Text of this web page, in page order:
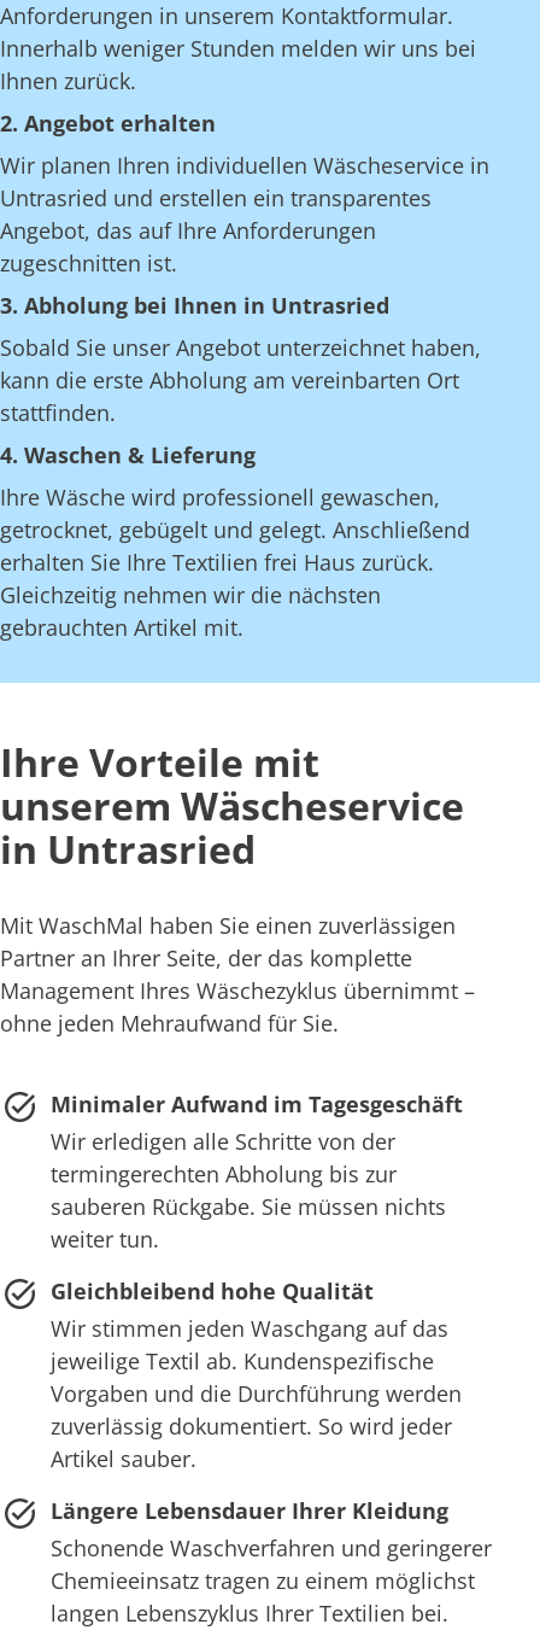
Anforderungen in unserem Kontaktformular.
Innerhalb weniger Stunden melden wir uns bei
Ihnen zurück.
2. Angebot erhalten
Wir planen Ihren individuellen Wäscheservice in
Untrasried und erstellen ein transparentes
Angebot, das auf Ihre Anforderungen
zugeschnitten ist.
3. Abholung bei Ihnen in Untrasried
Sobald Sie unser Angebot unterzeichnet haben,
kann die erste Abholung am vereinbarten Ort
stattfinden.
4. Waschen & Lieferung
Ihre Wäsche wird professionell gewaschen,
getrocknet, gebügelt und gelegt. Anschließend
erhalten Sie Ihre Textilien frei Haus zurück.
Gleichzeitig nehmen wir die nächsten
gebrauchten Artikel mit.
Ihre Vorteile mit
unserem Wäscheservice
in Untrasried
Mit WaschMal haben Sie einen zuverlässigen
Partner an Ihrer Seite, der das komplette
Management Ihres Wäschezyklus übernimmt –
ohne jeden Mehraufwand für Sie.
Minimaler Aufwand im Tagesgeschäft
Wir erledigen alle Schritte von der
termingerechten Abholung bis zur
sauberen Rückgabe. Sie müssen nichts
weiter tun.
Gleichbleibend hohe Qualität
Wir stimmen jeden Waschgang auf das
jeweilige Textil ab. Kundenspezifische
Vorgaben und die Durchführung werden
zuverlässig dokumentiert. So wird jeder
Artikel sauber.
Längere Lebensdauer Ihrer Kleidung
Schonende Waschverfahren und geringerer
Chemieeinsatz tragen zu einem möglichst
langen Lebenszyklus Ihrer Textilien bei.